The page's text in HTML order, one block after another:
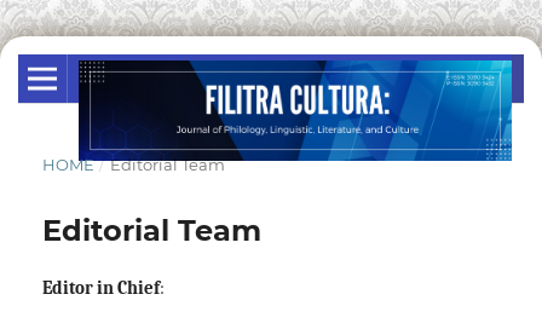
HOME / Editorial Team
Editorial Team
Editor in Chief: